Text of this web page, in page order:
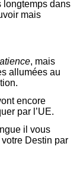
longtemps dans
mais
, mais
allumées au
encore
par l’UE.
il vous
Destin par